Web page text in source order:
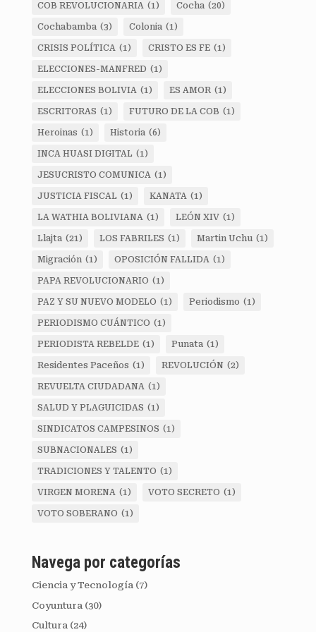
COB REVOLUCIONARIA (1) Cocha (20)
Cochabamba (3) Colonia (1)
CRISIS POLÍTICA (1) CRISTO ES FE (1)
ELECCIONES-MANFRED (1)
ELECCIONES BOLIVIA (1) ES AMOR (1)
ESCRITORAS (1) FUTURO DE LA COB (1)
Heroinas (1) Historia (6)
INCA HUASI DIGITAL (1)
JESUCRISTO COMUNICA (1)
JUSTICIA FISCAL (1) KANATA (1)
LA WATHIA BOLIVIANA (1) LEÓN XIV (1)
Llajta (21) LOS FABRILES (1) Martin Uchu (1)
Migración (1) OPOSICIÓN FALLIDA (1)
PAPA REVOLUCIONARIO (1)
PAZ Y SU NUEVO MODELO (1) Periodismo (1)
PERIODISMO CUÁNTICO (1)
PERIODISTA REBELDE (1) Punata (1)
Residentes Paceños (1) REVOLUCIÓN (2)
REVUELTA CIUDADANA (1)
SALUD Y PLAGUICIDAS (1)
SINDICATOS CAMPESINOS (1)
SUBNACIONALES (1)
TRADICIONES Y TALENTO (1)
VIRGEN MORENA (1) VOTO SECRETO (1)
VOTO SOBERANO (1)
Navega por categorías
Ciencia y Tecnología(7)
Coyuntura (30)
Cultura(24)